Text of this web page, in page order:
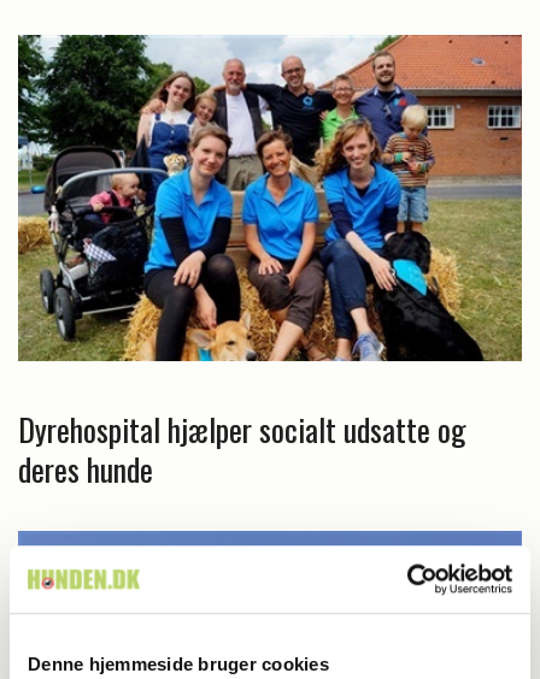
Denne hjemmeside bruger cookies
Dyrehospital hjælper socialt udsatte og
deres hunde